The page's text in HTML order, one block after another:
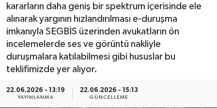
kararların daha geniş bir spektrum içerisinde ele
alınarak yargının hızlandırılması e-duruşma
imkanıyla SEGBİS üzerinden avukatların ön
incelemelerde ses ve görüntü nakliyle
duruşmalara katılabilmesi gibi hususlar bu
teklifimizde yer alıyor.
22.06.2026 - 13:19
YAYINLANMA
22.06.2026 - 15:13
GÜNCELLEME